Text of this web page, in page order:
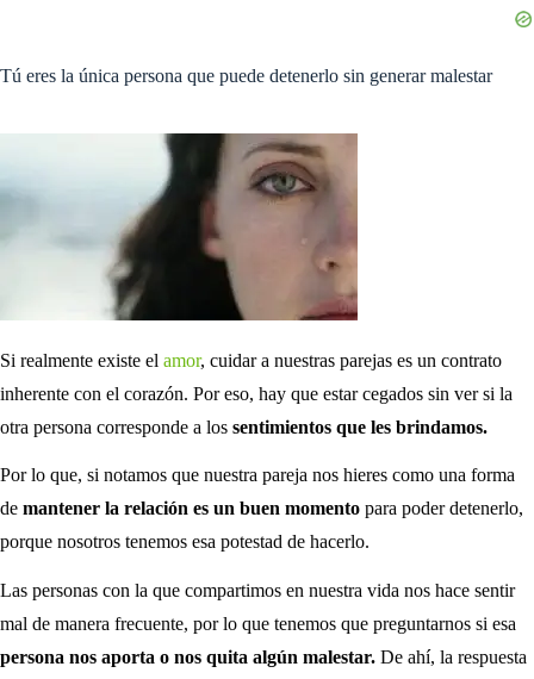
Tú eres la única persona que puede detenerlo sin generar malestar
Si realmente existe el amor, cuidar a nuestras parejas es un contrato
inherente con el corazón. Por eso, hay que estar cegados sin ver si la
otra persona corresponde a los sentimientos que les brindamos.
Por lo que, si notamos que nuestra pareja nos hieres como una forma
de mantener la relación es un buen momento para poder detenerlo,
porque nosotros tenemos esa potestad de hacerlo.
Las personas con la que compartimos en nuestra vida nos hace sentir
mal de manera frecuente, por lo que tenemos que preguntarnos si esa
persona nos aporta o nos quita algún malestar. De ahí, la respuesta